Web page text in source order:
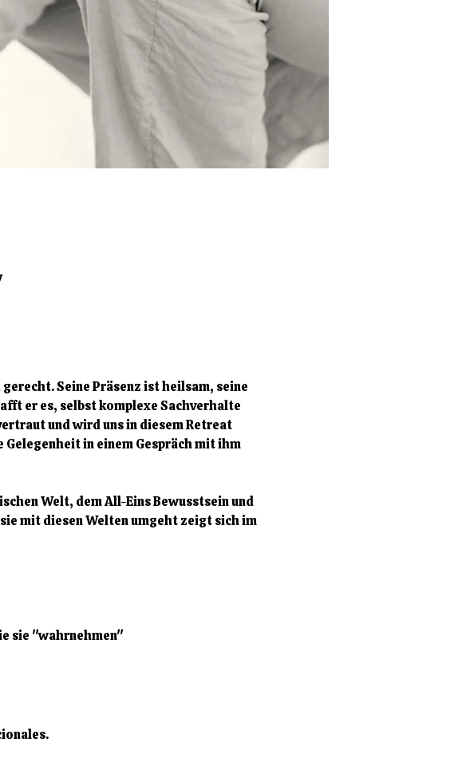
Seine Präsenz ist heilsam, seine
er es, selbst komplexe Sachverhalte
und wird uns in diesem Retreat
Gelegenheit in einem Gespräch mit ihm
Welt, dem All-Eins Bewusstsein und
mit diesen Welten umgeht zeigt sich im
sie "wahrnehmen"